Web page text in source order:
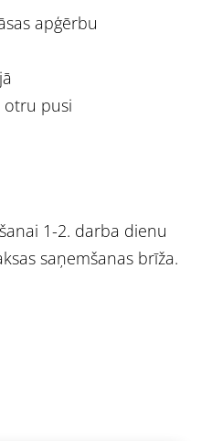
apģērbu
otru pusi
1-2. darba dienu
saņemšanas brīža.